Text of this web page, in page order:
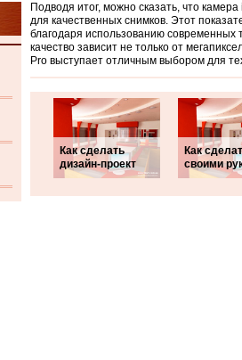
Подводя итог, можно сказать, что
для качественных снимков. Этот
благодаря использованию современных
качество зависит не только от
Pro выступает отличным выбором для
Как сделать
дизайн-проект
Как
своими